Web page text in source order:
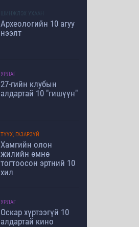
ШИНЖЛЭХ УХААН
Археологийн 10 агуу
нээлт
УРЛАГ
27-гийн клубын
алдартай 10 "гишүүн"
ТҮҮХ, ГАЗАРЗҮЙ
Хамгийн олон
жилийн өмнө
тогтоосон эртний 10
хил
УРЛАГ
Оскар хүртээгүй 10
алдартай кино